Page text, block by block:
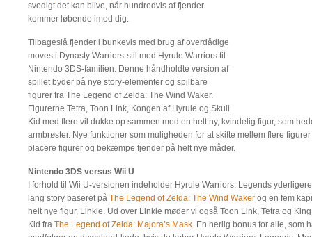
svedigt det kan blive, når hundredvis af fjender
kommer løbende imod dig.
Tilbageslå fjender i bunkevis med brug af overdådige
moves i Dynasty Warriors-stil med Hyrule Warriors til
Nintendo 3DS-familien. Denne håndholdte version af
spillet byder på nye story-elementer og spilbare
figurer fra The Legend of Zelda: The Wind Waker.
Figurerne Tetra, Toon Link, Kongen af Hyrule og Skull
Kid med flere vil dukke op sammen med en helt ny, kvindelig figur, som
armbrøster. Nye funktioner som muligheden for at skifte mellem flere
placere figurer og bekæmpe fjender på helt nye måder.
Nintendo 3DS versus Wii U
I forhold til Wii U-versionen indeholder Hyrule Warriors: Legends
lang story baseret på The Legend of Zelda: The Wind Waker og en fem
helt nye figur, Linkle. Ud over Linkle møder vi også Toon Link, Tetra og
Kid fra The Legend of Zelda: Majora’s Mask. En herlig bonus for alle, som